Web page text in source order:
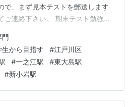
で、まず見本テストを郵送します
ご連絡下さい。 期末テスト勉強
ＴＯＰ→ＰＡＳＳを始め、どこか
討中の皆様は是非お越し下さい。
の教室の様子を公開している塾は
ご覧下さい。＊ご予約が必要で
の現中１のご家庭にお越し頂きた
テストは…
門
から目指す #江戸川区
#一之江駅 #東大島駅
#新小岩駅